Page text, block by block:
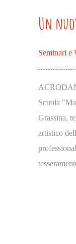
Un
Seminari e
Scuola
Grassina,
artistico